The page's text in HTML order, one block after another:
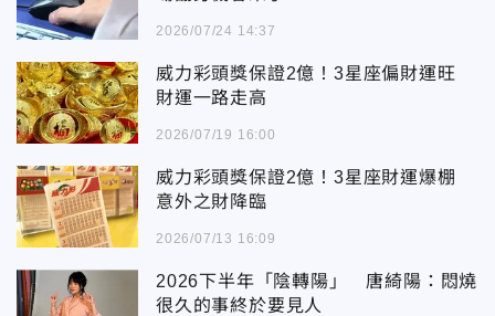
2026/07/24 14:37
威力彩頭獎保證2億！3星座偏財運旺
財運一路走高
2026/07/19 16:00
威力彩頭獎保證2億！3星座財運爆棚
意外之財降臨
2026/07/13 16:09
2026下半年「陰轉陽」 唐綺陽：悶燒
很久的事終於要見人